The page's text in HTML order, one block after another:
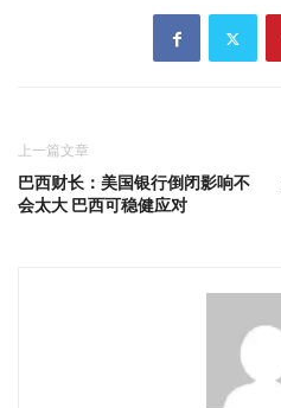
上一篇文章
巴西财长：美国银行倒闭影响不
会太大 巴西可稳健应对